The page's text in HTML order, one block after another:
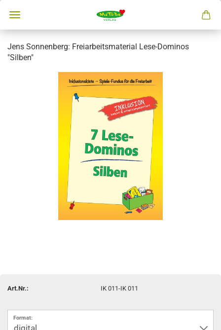
Jens Sonnenberg: Freiarbeitsmaterial Lese-Dominos
"Silben"
Art.Nr.: IK 011-IK 011
Format: